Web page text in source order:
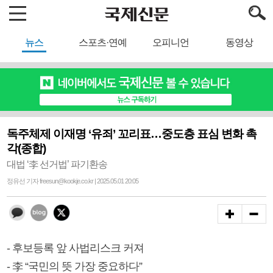
뉴스 스포츠·연예 오피니언 동영상
독주체제 이재명 ‘유죄’ 꼬리표…중도층 표심 변화 촉
각(종합)
대법 ‘李 선거법’ 파기환송
정유선 기자 freesun@kookje.co.kr | 2025.05.01 20:05
- 후보등록 앞 사법리스크 커져
- 李 “국민의 뜻 가장 중요하다”